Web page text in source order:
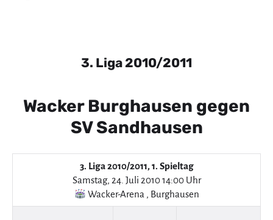
3. Liga 2010/2011
Wacker Burghausen gegen
SV Sandhausen
3. Liga 2010/2011, 1. Spieltag
Samstag, 24. Juli 2010 14:00 Uhr
Wacker-Arena , Burghausen